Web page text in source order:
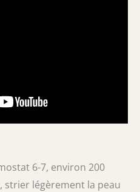
6-7, environ 200
strier légèrement la peau